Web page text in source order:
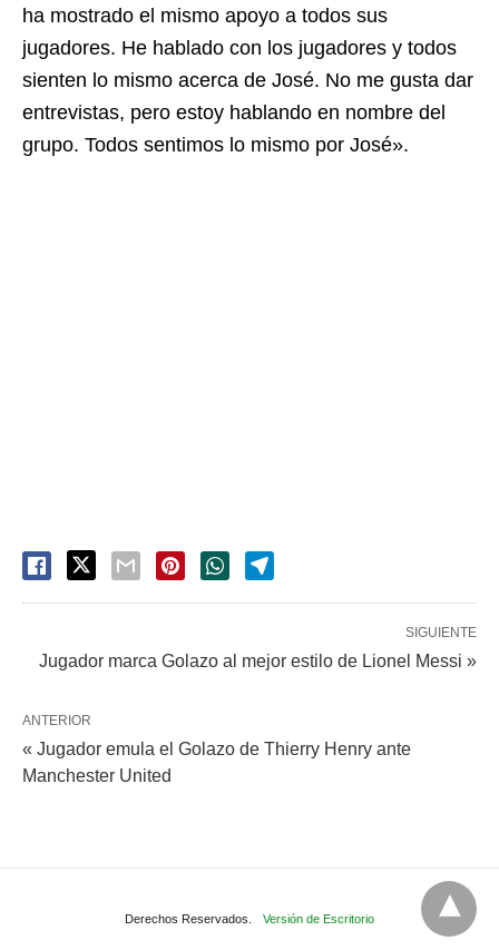
ha mostrado el mismo apoyo a todos sus
jugadores. He hablado con los jugadores y todos
sienten lo mismo acerca de José. No me gusta dar
entrevistas, pero estoy hablando en nombre del
grupo. Todos sentimos lo mismo por José».
SIGUIENTE
Jugador marca Golazo al mejor estilo de Lionel Messi »
ANTERIOR
« Jugador emula el Golazo de Thierry Henry ante
Manchester United
Derechos Reservados. Versión de Escritorio